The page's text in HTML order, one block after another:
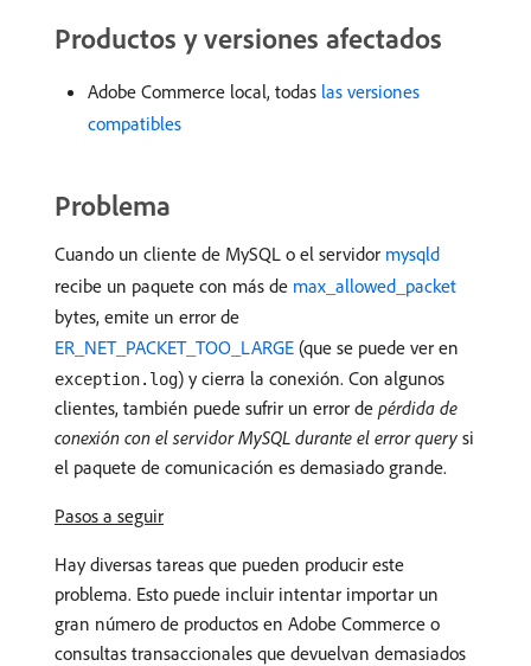
Productos y versiones afectados
Adobe Commerce local, todas las versiones
compatibles
Problema
Cuando un cliente de MySQL o el servidor mysqld
recibe un paquete con más de max_allowed_packet
bytes, emite un error de
ER_NET_PACKET_TOO_LARGE (que se puede ver en
exception.log) y cierra la conexión. Con algunos
clientes, también puede sufrir un error de pérdida de
conexión con el servidor MySQL durante el error query si
el paquete de comunicación es demasiado grande.
Pasos a seguir
Hay diversas tareas que pueden producir este
problema. Esto puede incluir intentar importar un
gran número de productos en Adobe Commerce o
consultas transaccionales que devuelvan demasiados